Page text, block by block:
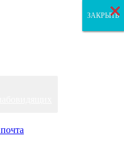
ЗАКРЫТЬ
ЗАКРЫТЬ
ЗАКРЫТЬ
×
×
×